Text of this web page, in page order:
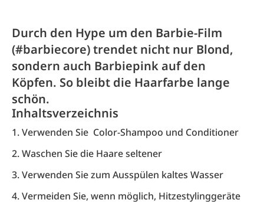
Durch den Hype um den Barbie-Film
(#barbiecore) trendet nicht nur Blond,
sondern auch Barbiepink auf den
Köpfen. So bleibt die Haarfarbe lange
schön.
Inhaltsverzeichnis
1. Verwenden Sie Color-Shampoo und Conditioner
2. Waschen Sie die Haare seltener
3. Verwenden Sie zum Ausspülen kaltes Wasser
4. Vermeiden Sie, wenn möglich, Hitzestylinggeräte